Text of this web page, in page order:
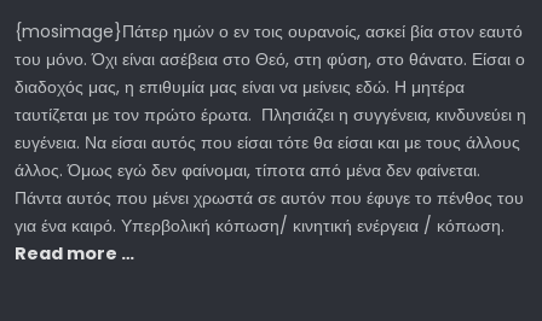
{mosimage}Πάτερ ημών ο εν τοις ουρανοίς, ασκεί βία στον εαυτό
του μόνο. Όχι είναι ασέβεια στο Θεό, στη φύση, στο θάνατο. Είσαι ο
διαδοχός μας, η επιθυμία μας είναι να μείνεις εδώ. Η μητέρα
ταυτίζεται με τον πρώτο έρωτα. Πλησιάζει η συγγένεια, κινδυνεύει η
ευγένεια. Να είσαι αυτός που είσαι τότε θα είσαι και με τους άλλους
άλλος. Όμως εγώ δεν φαίνομαι, τίποτα από μένα δεν φαίνεται.
Πάντα αυτός που μένει χρωστά σε αυτόν που έφυγε το πένθος του
για ένα καιρό. Υπερβολική κόπωση/ κινητική ενέργεια / κόπωση.
Read more …